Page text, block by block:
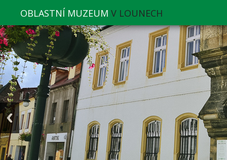
OBLASTNÍ MUZEUM V LOUNECH